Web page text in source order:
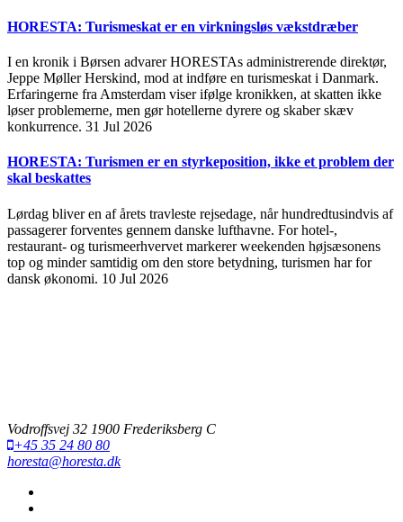
HORESTA: Turismeskat er en virkningsløs vækstdræber
I en kronik i Børsen advarer HORESTAs administrerende direktør,
Jeppe Møller Herskind, mod at indføre en turismeskat i Danmark.
Erfaringerne fra Amsterdam viser ifølge kronikken, at skatten ikke
løser problemerne, men gør hotellerne dyrere og skaber skæv
konkurrence. 31 Jul 2026
HORESTA: Turismen er en styrkeposition, ikke et problem der
skal beskattes
Lørdag bliver en af årets travleste rejsedage, når hundredtusindvis af
passagerer forventes gennem danske lufthavne. For hotel-,
restaurant- og turismeerhvervet markerer weekenden højsæsonens
top og minder samtidig om den store betydning, turismen har for
dansk økonomi. 10 Jul 2026
Vodroffsvej 32 1900 Frederiksberg C
+45 35 24 80 80
horesta@horesta.dk